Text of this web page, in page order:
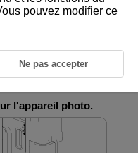
avec un câble HDMI en
les vidéos et les photos
l'appareil photo.
pouvez modifier ce
Ne pas accepter